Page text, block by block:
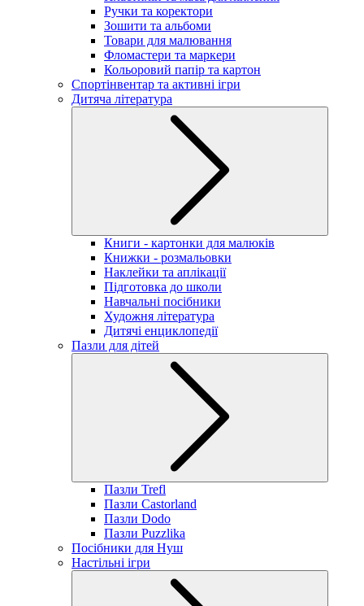
Ручки та коректори
Зошити та альбоми
Товари для малювання
Фломастери та маркери
Кольоровий папір та картон
Спортінвентар та активні ігри
Дитяча література
Книги - картонки для малюків
Книжки - розмальовки
Наклейки та аплікації
Підготовка до школи
Навчальні посібники
Художня література
Дитячі енциклопедії
Пазли для дітей
Пазли Trefl
Пазли Castorland
Пазли Dodo
Пазли Puzzlika
Посібники для Нуш
Настільні ігри